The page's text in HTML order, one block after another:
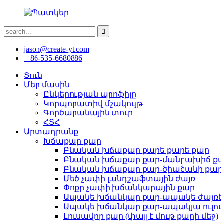
jason@create-yt.com
+ 86-535-6680886
Տուն
Մեր մասին
Ընկերության պրոֆիլը
Կորպորատիվ մշակույթ
Գործարանային տուր
ՀՏՀ
Արտադրանք
Խճաքար քար
Բնական խճաքար քարե քարե քար
Բնական խճաքար քար-մանրախիճ
Բնական խճաքար քար-ծիածանի
Մեծ չափի լանդշաֆտային ժայռ
Փոքր չափի խճանկարային քար
Ապակե խճանկար քար-ապակե
Ապակե խճանկար քար-ապակյա
Լուսավոր քար (փայլ է մութ քարի մեջ)